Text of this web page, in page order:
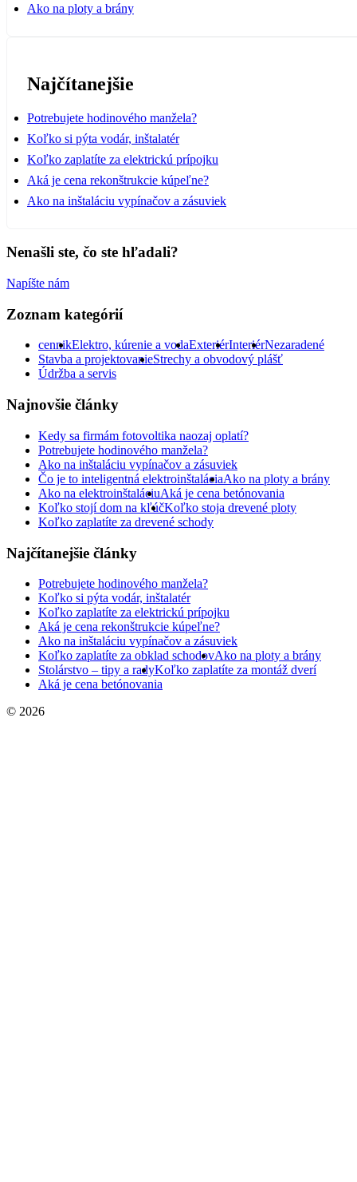
Ako na ploty a brány
Najčítanejšie
Potrebujete hodinového manžela?
Koľko si pýta vodár, inštalatér
Koľko zaplatíte za elektrickú prípojku
Aká je cena rekonštrukcie kúpeľne?
Ako na inštaláciu vypínačov a zásuviek
Nenašli ste, čo ste hľadali?
Napíšte nám
Zoznam kategórií
cennikElektro, kúrenie a vodaExteriérInteriérNezaradené
Stavba a projektovanieStrechy a obvodový plášť
Údržba a servis
Najnovšie články
Kedy sa firmám fotovoltika naozaj oplatí?
Potrebujete hodinového manžela?
Ako na inštaláciu vypínačov a zásuviek
Čo je to inteligentná elektroinštaláciaAko na ploty a brány
Ako na elektroinštaláciuAká je cena betónovania
Koľko stojí dom na kľúčKoľko stoja drevené ploty
Koľko zaplatíte za drevené schody
Najčítanejšie články
Potrebujete hodinového manžela?
Koľko si pýta vodár, inštalatér
Koľko zaplatíte za elektrickú prípojku
Aká je cena rekonštrukcie kúpeľne?
Ako na inštaláciu vypínačov a zásuviek
Koľko zaplatíte za obklad schodovAko na ploty a brány
Stolárstvo – tipy a radyKoľko zaplatíte za montáž dverí
Aká je cena betónovania
© 2026